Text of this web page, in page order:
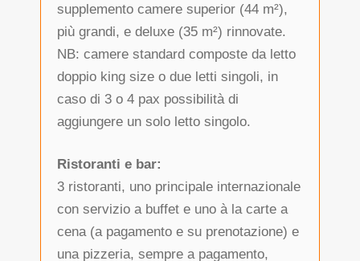
supplemento camere superior (44 m²),
più grandi, e deluxe (35 m²) rinnovate.
NB: camere standard composte da letto
doppio king size o due letti singoli, in
caso di 3 o 4 pax possibilità di
aggiungere un solo letto singolo.
Ristoranti e bar:
3 ristoranti, uno principale internazionale
con servizio a buffet e uno à la carte a
cena (a pagamento e su prenotazione) e
una pizzeria, sempre a pagamento,